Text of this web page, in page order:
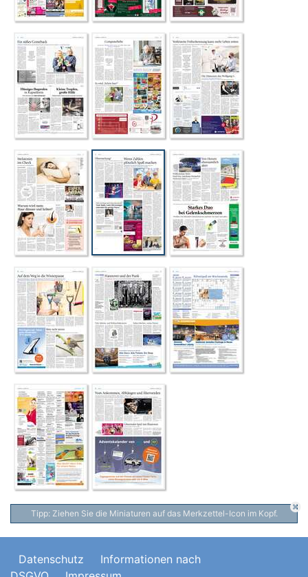
Tipp: Ziehen Sie die Miniaturen auf das Merkzettel-Icon im Kopf.
Datenschutz
Informationen nach